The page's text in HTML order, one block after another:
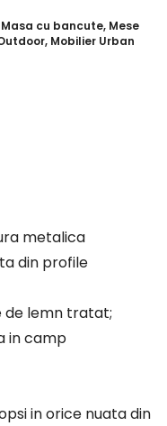
Masa cu bancute, Mese
, Mobilier Urban
metalica
din profile
de lemn tratat;
in camp